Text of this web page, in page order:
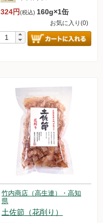
324円(税込) 160g×1缶
お気に入り(0)
竹内商店（高生連）・高知
県
土佐節（花削り）